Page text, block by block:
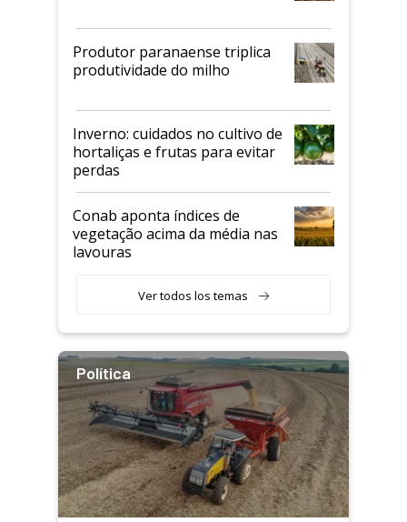
Produtor paranaense triplica
produtividade do milho
Inverno: cuidados no cultivo de
hortaliças e frutas para evitar
perdas
Conab aponta índices de
vegetação acima da média nas
lavouras
Ver todos los temas
Política